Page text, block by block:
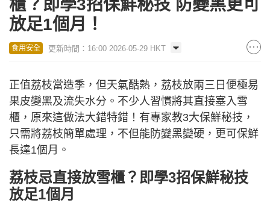
櫃？即學3招保鮮秘技 防變黑更可
放足1個月！
食用安全 更新時間：16:00 2026-05-29 HKT
正值荔枝當造季，但天氣酷熱，荔枝放兩三日便極易
果皮變黑及流失水分。不少人習慣將其直接塞入雪
櫃，原來這做法大錯特錯！有專家教3大保鮮秘技，
只需將荔枝簡單處理，不但能防變黑變硬，更可保鮮
長達1個月。
荔枝忌直接放雪櫃？即學3招保鮮秘技
放足1個月